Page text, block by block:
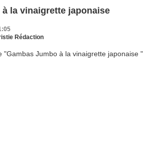
la vinaigrette japonaise
Rédaction